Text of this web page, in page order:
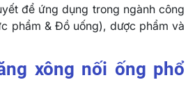
để ứng dụng trong ngành công
phẩm & Đồ uống), dược phẩm và
xông nối ống phổ